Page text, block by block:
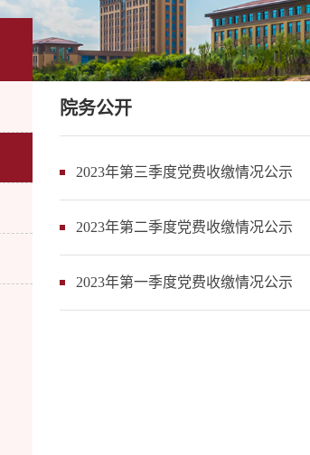
院务公开
2023年第三季度党费收缴情况公示
2023年第二季度党费收缴情况公示
2023年第一季度党费收缴情况公示